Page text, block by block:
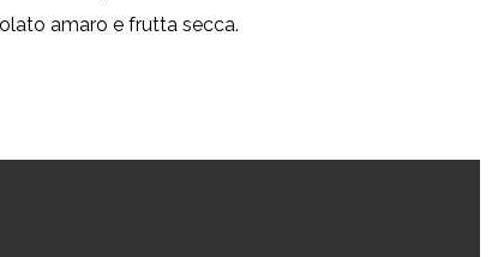
amaro e frutta secca.